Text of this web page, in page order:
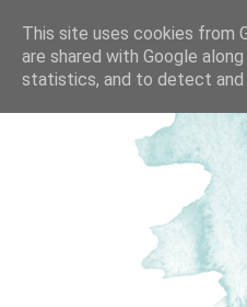
This site uses cookies from
are shared with Google
statistics, and to detect and